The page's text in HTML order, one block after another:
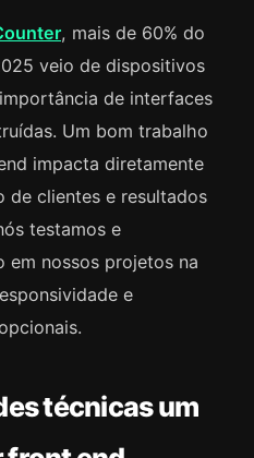
, mais de 60% do
veio de dispositivos
de interfaces
Um bom trabalho
impacta diretamente
de clientes e resultados
testamos e
em nossos projetos na
e
técnicas um